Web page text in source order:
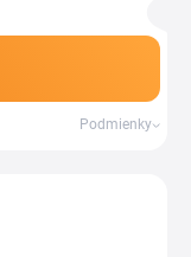
Podmienky